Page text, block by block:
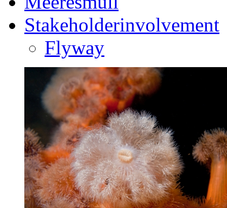
Stakeholderinvolvement
Flyway